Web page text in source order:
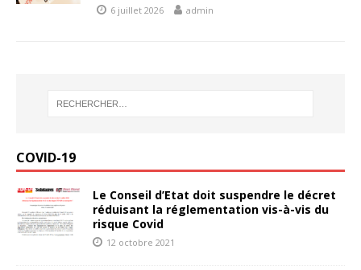
6 juillet 2026 admin
COVID-19
Le Conseil d’Etat doit suspendre le décret
réduisant la réglementation vis-à-vis du
risque Covid
12 octobre 2021